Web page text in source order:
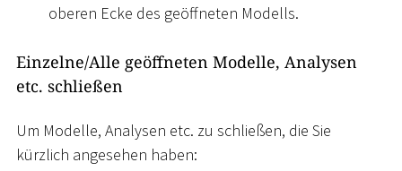
oberen Ecke des geöffneten Modells.
Einzelne/Alle geöffneten Modelle, Analysen
etc. schließen
Um Modelle, Analysen etc. zu schließen, die Sie
kürzlich angesehen haben: